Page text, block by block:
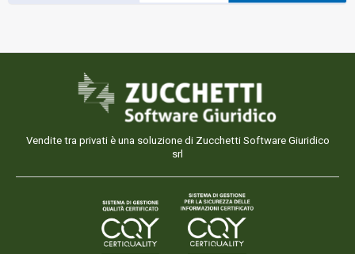
Vendite tra privati è una soluzione di Zucchetti Software Giuridico
srl